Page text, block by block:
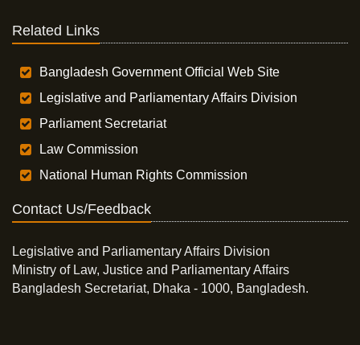
Related Links
Bangladesh Government Official Web Site
Legislative and Parliamentary Affairs Division
Parliament Secretariat
Law Commission
National Human Rights Commission
Contact Us/Feedback
Legislative and Parliamentary Affairs Division
Ministry of Law, Justice and Parliamentary Affairs
Bangladesh Secretariat, Dhaka - 1000, Bangladesh.